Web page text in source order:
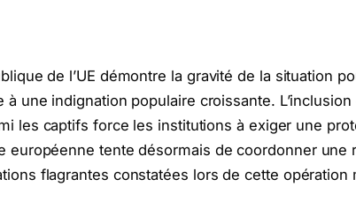
de l’UE démontre la gravité de la situation
une indignation populaire croissante.
les captifs force les institutions à exiger une
européenne tente désormais de coordonner une
flagrantes constatées lors de cette opération